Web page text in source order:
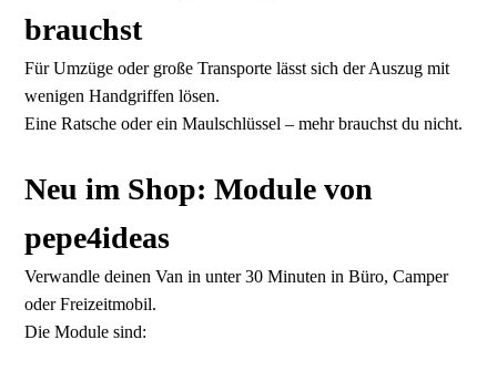
brauchst
Für Umzüge oder große Transporte lässt sich der Auszug mit
wenigen Handgriffen lösen.
Eine Ratsche oder ein Maulschlüssel – mehr brauchst du nicht.
Neu im Shop: Module von
pepe4ideas
Verwandle deinen Van in unter 30 Minuten in Büro, Camper
oder Freizeitmobil.
Die Module sind: